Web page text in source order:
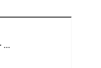
薄手でしっかりUVカット 涼感素材 ラッシュガード パーカー メンズ【土日祝も出荷】≪365日品質保証≫ 全色UVカット率98.9％↑ uvパーカー 水着 体型カバー 長袖 レディース キッズ の サーフパンツ や トレンカ マリンシューズ サファリハット スクール水着 リンネ